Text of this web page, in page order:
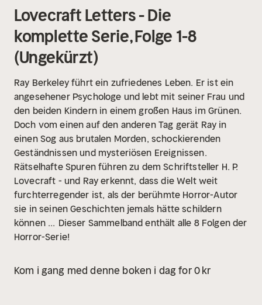
Lovecraft Letters - Die
komplette Serie, Folge 1-8
(Ungekürzt)
Ray Berkeley führt ein zufriedenes Leben. Er ist ein
angesehener Psychologe und lebt mit seiner Frau und
den beiden Kindern in einem großen Haus im Grünen.
Doch vom einen auf den anderen Tag gerät Ray in
einen Sog aus brutalen Morden, schockierenden
Geständnissen und mysteriösen Ereignissen.
Rätselhafte Spuren führen zu dem Schriftsteller H. P.
Lovecraft - und Ray erkennt, dass die Welt weit
furchterregender ist, als der berühmte Horror-Autor
sie in seinen Geschichten jemals hätte schildern
können ... Dieser Sammelband enthält alle 8 Folgen der
Horror-Serie!
Kom i gang med denne boken i dag for 0 kr